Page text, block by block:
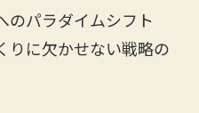
のパラダイムシフト
りに欠かせない戦略の